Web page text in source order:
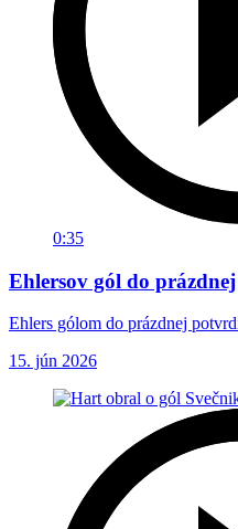
0:35
Ehlersov gól do prázdnej
Ehlers gólom do prázdnej
15. jún 2026